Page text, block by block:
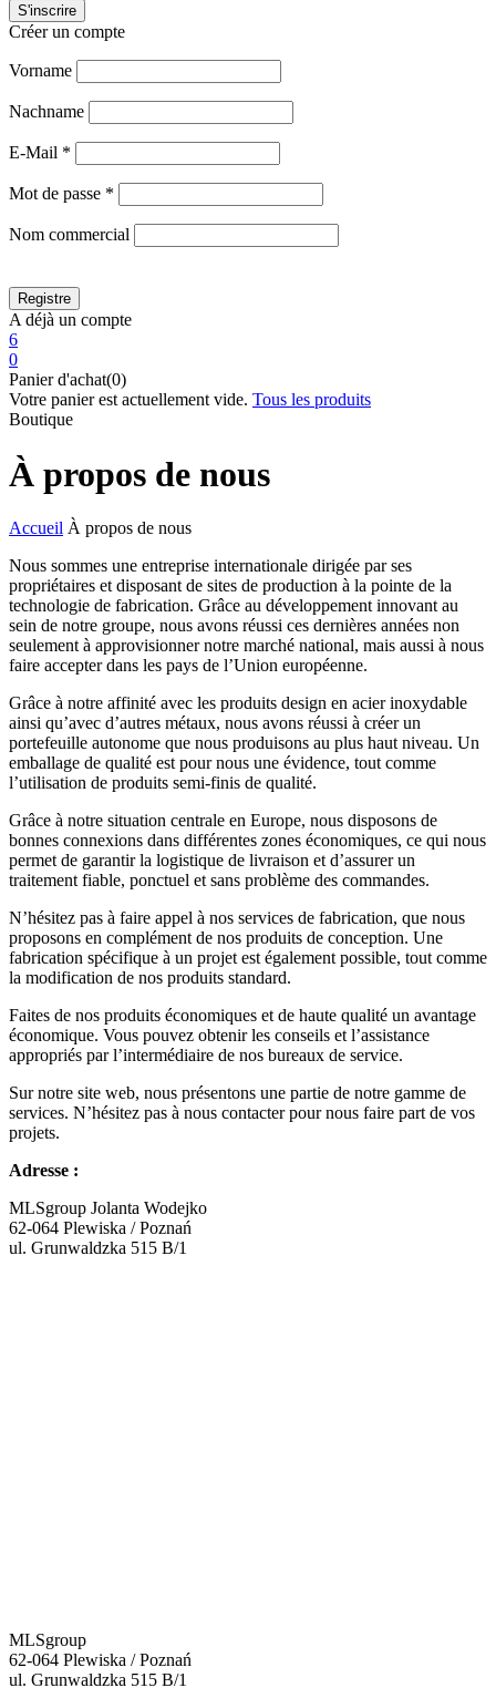
Créer un compte
Vorname
Nachname
E-Mail *
Mot de passe *
Nom commercial
A déjà un compte
6
0
Panier d'achat(0)
Votre panier est actuellement vide. Tous les produits
Boutique
À propos de nous
Accueil À propos de nous
Nous sommes une entreprise internationale dirigée par ses
propriétaires et disposant de sites de production à la pointe de la
technologie de fabrication. Grâce au développement innovant au
sein de notre groupe, nous avons réussi ces dernières années non
seulement à approvisionner notre marché national, mais aussi à nous
faire accepter dans les pays de l’Union européenne.
Grâce à notre affinité avec les produits design en acier inoxydable
ainsi qu’avec d’autres métaux, nous avons réussi à créer un
portefeuille autonome que nous produisons au plus haut niveau. Un
emballage de qualité est pour nous une évidence, tout comme
l’utilisation de produits semi-finis de qualité.
Grâce à notre situation centrale en Europe, nous disposons de
bonnes connexions dans différentes zones économiques, ce qui nous
permet de garantir la logistique de livraison et d’assurer un
traitement fiable, ponctuel et sans problème des commandes.
N’hésitez pas à faire appel à nos services de fabrication, que nous
proposons en complément de nos produits de conception. Une
fabrication spécifique à un projet est également possible, tout comme
la modification de nos produits standard.
Faites de nos produits économiques et de haute qualité un avantage
économique. Vous pouvez obtenir les conseils et l’assistance
appropriés par l’intermédiaire de nos bureaux de service.
Sur notre site web, nous présentons une partie de notre gamme de
services. N’hésitez pas à nous contacter pour nous faire part de vos
projets.
Adresse :
MLSgroup Jolanta Wodejko
62-064 Plewiska / Poznań
ul. Grunwaldzka 515 B/1
MLSgroup
62-064 Plewiska / Poznań
ul. Grunwaldzka 515 B/1